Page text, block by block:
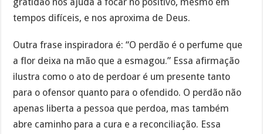
tempos difíceis, e nos aproxima de Deus.
Outra frase inspiradora é: “O perdão é o perfume que
a flor deixa na mão que a esmagou.” Essa afirmação
ilustra como o ato de perdoar é um presente tanto
para o ofensor quanto para o ofendido. O perdão não
apenas liberta a pessoa que perdoa, mas também
abre caminho para a cura e a reconciliação. Essa